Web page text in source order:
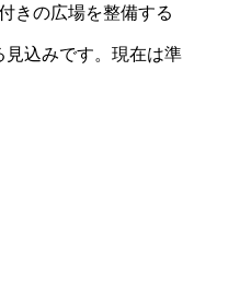
きの広場を整備する
込みです。現在は準